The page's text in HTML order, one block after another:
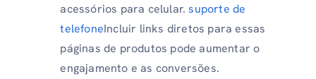
acessórios para celular.suporte de
telefoneIncluir links diretos para essas
páginas de produtos pode aumentar o
engajamento e as conversões.